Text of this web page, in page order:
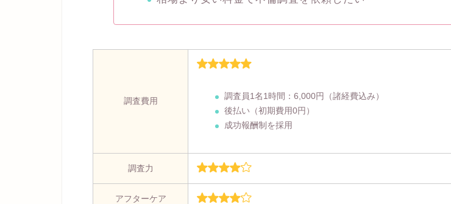
調査費用 調査員1名1時間： 6,000円 （諸経費込み）
後払い（初期費用0円）
成功報酬制を採用
調査力
アフターケア